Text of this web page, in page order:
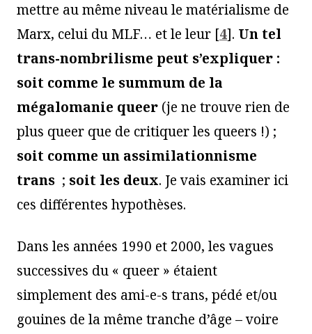
mettre au même niveau le matérialisme de
Marx, celui du MLF… et le leur [4]. Un tel
trans-nombrilisme peut s’expliquer :
soit comme le summum de la
mégalomanie queer (je ne trouve rien de
plus queer que de critiquer les queers !) ;
soit comme un assimilationnisme
trans ; soit les deux. Je vais examiner ici
ces différentes hypothèses.
Dans les années 1990 et 2000, les vagues
successives du « queer » étaient
simplement des ami-e-s trans, pédé et/ou
gouines de la même tranche d’âge – voire